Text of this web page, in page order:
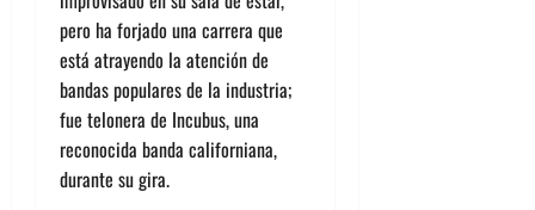
pero ha forjado una carrera que
está atrayendo la atención de
bandas populares de la industria;
fue telonera de Incubus, una
reconocida banda californiana,
durante su gira.